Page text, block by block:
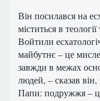
Він посилався на
міститься в
Войтили
майбутнє – це
завжди в межах
людей, – сказав
Папи: подружжя –